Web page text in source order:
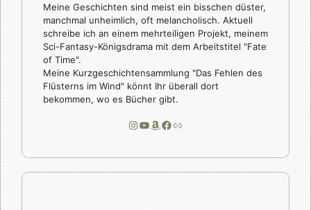
Meine Geschichten sind meist ein bisschen düster,
manchmal unheimlich, oft melancholisch. Aktuell
schreibe ich an einem mehrteiligen Projekt, meinem
Sci-Fantasy-Königsdrama mit dem Arbeitstitel "Fate
of Time".
Meine Kurzgeschichtensammlung "Das Fehlen des
Flüsterns im Wind" könnt Ihr überall dort
bekommen, wo es Bücher gibt.
Instagram
YouTube
Amazon
Facebook
Link